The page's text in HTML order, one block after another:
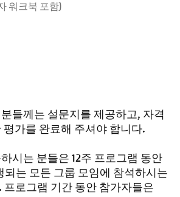
워크북 포함)
들께는 설문지를 제공하고, 자격
가를 완료해 주셔야 합니다.
시는 분들은 12주 프로그램 동안
되는 모든 그룹 모임에 참석하시는
프로그램 기간 동안 참가자들은